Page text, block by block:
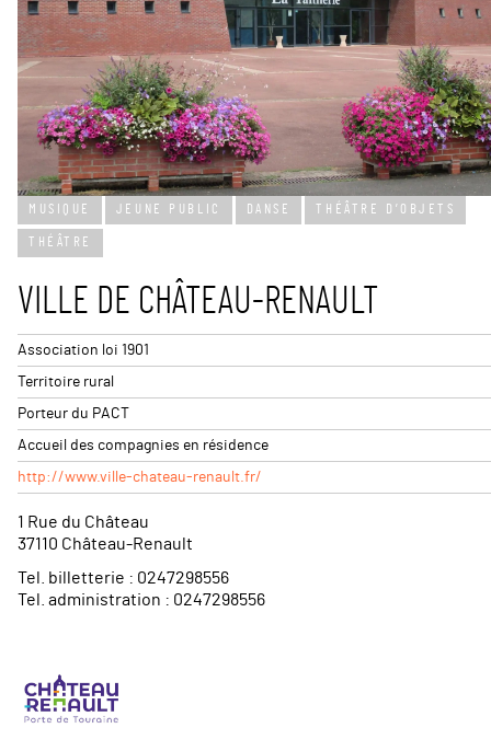
+
−
Leaflet | ©OpenStreetMap
MUSIQUE JEUNE PUBLIC DANSE THÉÂTRE D’OBJETS
THÉÂTRE
VILLE DE CHÂTEAU-RENAULT
Association loi 1901
Territoire rural
Porteur du PACT
Accueil des compagnies en résidence
http://www.ville-chateau-renault.fr/
1 Rue du Château
37110 Château-Renault
Tel. billetterie : 0247298556
Tel. administration : 0247298556